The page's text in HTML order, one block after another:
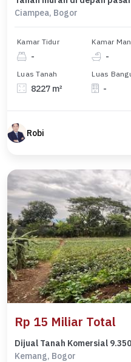
Ciampea, Bogor
Kamar Tidur
-
Kamar
-
Luas Tanah
8227 m²
Luas
-
Robi
Rp 15 Miliar Total
Dijual Tanah Komersial
Kemang, Bogor